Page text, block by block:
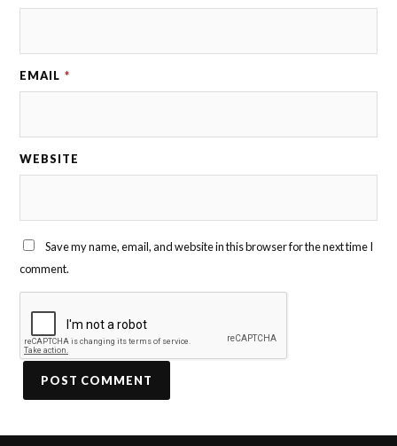
EMAIL *
WEBSITE
Save my name, email, and website in this browser for the next time I
comment.